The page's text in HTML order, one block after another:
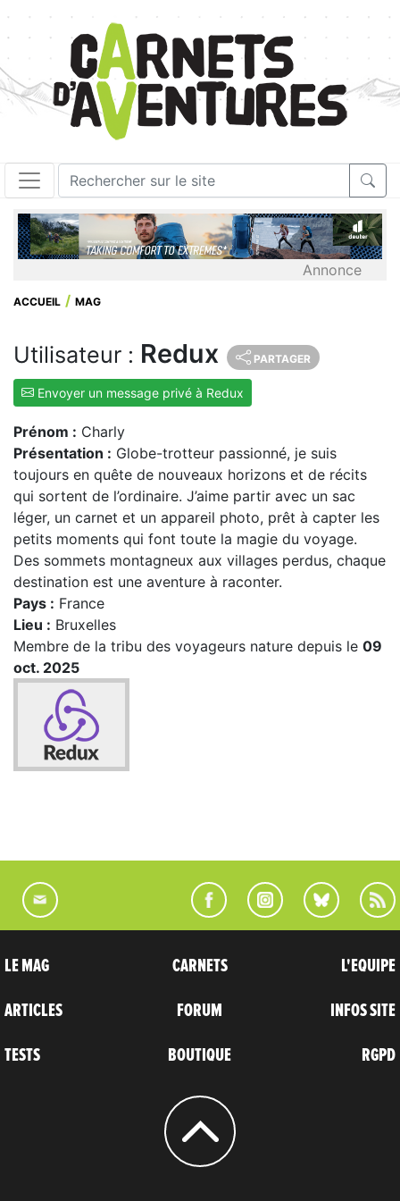
Annonce
ACCUEIL MAG
Utilisateur : Redux PARTAGER
Envoyer un message privé à Redux
Prénom : Charly
Présentation : Globe-trotteur passionné, je suis
toujours en quête de nouveaux horizons et de récits
qui sortent de l’ordinaire. J’aime partir avec un sac
léger, un carnet et un appareil photo, prêt à capter les
petits moments qui font toute la magie du voyage.
Des sommets montagneux aux villages perdus, chaque
destination est une aventure à raconter.
Pays : France
Lieu : Bruxelles
Membre de la tribu des voyageurs nature depuis le 09
oct. 2025
LE MAG
ARTICLES
TESTS
CARNETS
FORUM
BOUTIQUE
L'EQUIPE
INFOS SITE
RGPD